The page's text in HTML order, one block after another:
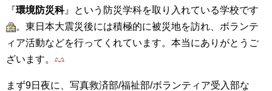
『環境防災科』という防災学科を取り入れている学校です
。東日本大震災後には積極的に被災地を訪れ、ボランテ
ィア活動などを行ってくれています。本当にありがとうご
ざいます。
まず9日夜に、写真救済部/福祉部/ボランティア受入部な